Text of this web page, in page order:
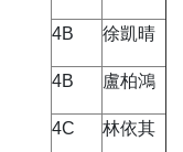
4B 徐凱晴
4B 盧柏鴻
4C 林依其